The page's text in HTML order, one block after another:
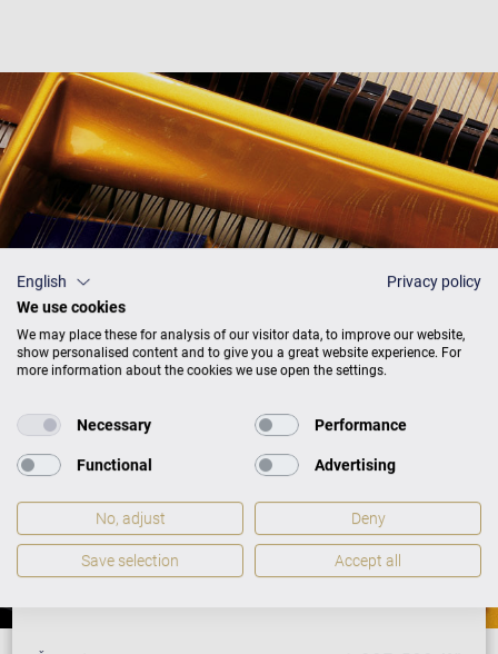
English
Privacy policy
We use cookies
We may place these for analysis of our visitor data, to improve our website,
show personalised content and to give you a great website experience. For
more information about the cookies we use open the settings.
Necessary Performance
Functional Advertising
No, adjust Deny
Save selection Accept all